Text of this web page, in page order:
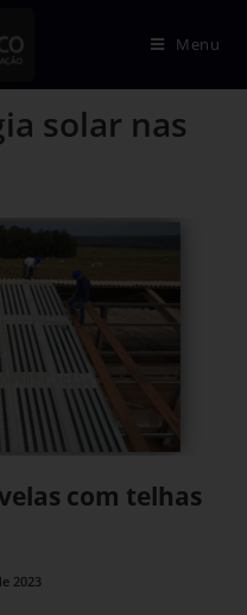
Menu
solar nas
com telhas
2023